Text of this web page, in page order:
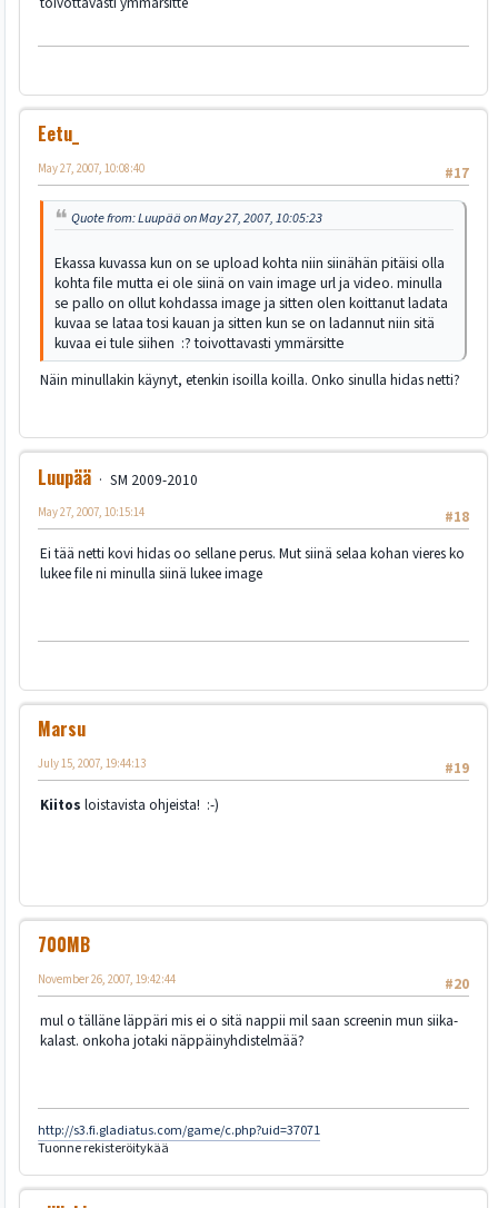
Eetu_
#17
May 27, 2007, 10:08:40
Quote from: Luupää on May 27, 2007, 10:05:23
Ekassa kuvassa kun on se upload kohta niin siinähän pitäisi olla
kohta file mutta ei ole siinä on vain image url ja video. minulla
se pallo on ollut kohdassa image ja sitten olen koittanut ladata
kuvaa se lataa tosi kauan ja sitten kun se on ladannut niin sitä
kuvaa ei tule siihen :? toivottavasti ymmärsitte
Näin minullakin käynyt, etenkin isoilla koilla. Onko sinulla hidas netti?
Luupää
SM 2009-2010
#18
May 27, 2007, 10:15:14
Ei tää netti kovi hidas oo sellane perus. Mut siinä selaa kohan vieres ko
lukee file ni minulla siinä lukee image
Marsu
#19
July 15, 2007, 19:44:13
Kiitos loistavista ohjeista! :-)
700MB
#20
November 26, 2007, 19:42:44
mul o tälläne läppäri mis ei o sitä nappii mil saan screenin mun siika-
kalast. onkoha jotaki näppäinyhdistelmää?
http://s3.fi.gladiatus.com/game/c.php?uid=37071
Tuonne rekisteröitykää